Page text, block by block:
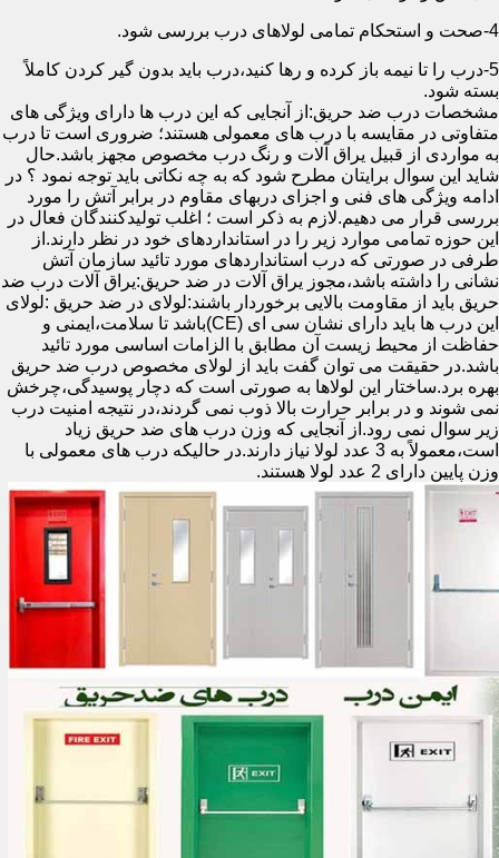
4-صحت و استحکام تمامی لولاهای درب بررسی شود.
5-درب را تا نیمه باز کرده و رها کنید،درب باید بدون گیر کردن کاملاً
بسته شود.
مشخصات درب ضد حریق:از آنجایی که این درب ها دارای ویژگی های
متفاوتی در مقایسه با درب های معمولی هستند؛ ضروری است تا درب
به مواردی از قبیل یراق آلات و رنگ درب مخصوص مجهز باشد.حال
شاید این سوال برایتان مطرح شود که به چه نکاتی باید توجه نمود ؟ در
ادامه ویژگی های فنی و اجزای دربهای مقاوم در برابر آتش را مورد
بررسی قرار می دهیم.لازم به ذکر است ؛ اغلب تولیدکنندگان فعال در
این حوزه تمامی موارد زیر را در استانداردهای خود در نظر دارند.از
طرفی در صورتی که درب استانداردهای مورد تائید سازمان آتش
نشانی را داشته باشد،مجوز یراق آلات در ضد حریق:یراق آلات درب ضد
حریق باید از مقاومت بالایی برخوردار باشند:لولای در ضد حریق :لولای
این درب ها باید دارای نشان سی ای (CE)باشد تا سلامت،ایمنی و
حفاظت از محیط زیست آن مطابق با الزامات اساسی مورد تائید
باشد.در حقیقت می توان گفت باید از لولای مخصوص درب ضد حریق
بهره برد.ساختار این لولاها به صورتی است که دچار پوسیدگی،چرخش
نمی شوند و در برابر حرارت بالا ذوب نمی گردند،در نتیجه امنیت درب
زیر سوال نمی رود.از آنجایی که وزن درب های ضد حریق زیاد
است،معمولاً به 3 عدد لولا نیاز دارند.در حالیکه درب های معمولی با
وزن پایین دارای 2 عدد لولا هستند.